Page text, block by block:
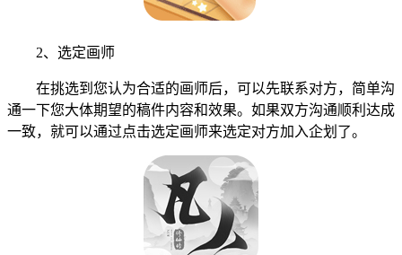
2、选定画师
在挑选到您认为合适的画师后，可以先联系对方，简单沟
通一下您大体期望的稿件内容和效果。如果双方沟通顺利达成
一致，就可以通过点击选定画师来选定对方加入企划了。